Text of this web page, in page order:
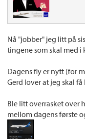
Nå "jobber" jeg litt på
tingene som skal med i
Dagens fly er nytt (for
Gerd lover at jeg skal
Ble litt overrasket over
mellom dagens første